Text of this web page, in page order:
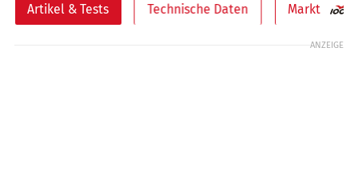
Artikel & Tests Technische Daten Markt
ANZEIGE